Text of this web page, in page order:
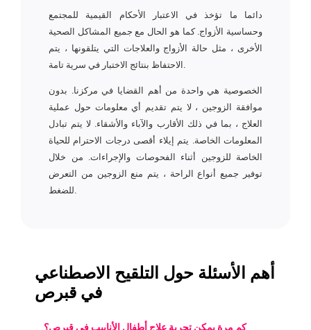
دائما ما تؤخذ في الاعتبار الأحكام القيمية للمجتمع
وحساسية الأزواج. كما هو الحال مع جميع المشاكل الصحية
الأخرى ، مثل حالة الأزواج والعلاجات التي يتلقونها ، يتم
الاحتفاظ بنتائج الاختبار في سرية تامة.
الخصوصية هي واحدة من أهم القضايا في مركزنا. بدون
موافقة الزوجين ، لا يتم تقديم أي معلومات حول عملية
العلاج ، بما في ذلك الأقارب والآباء والأشقاء. لا يتم تبادل
المعلومات الخاصة. يتم إيلاء أقصى درجات الاحترام للحياة
الخاصة للزوجين أثناء الفحوصات والإجراءات. من خلال
توفير جميع أنواع الراحة ، يتم منع الزوجين من التعرض
للضغط.
أهم الأسئلة حول التلقيح الاصطناعي
في قبرص
كم مرة يمكن تجربة علاج أطفال الأنابيب في قبرص؟